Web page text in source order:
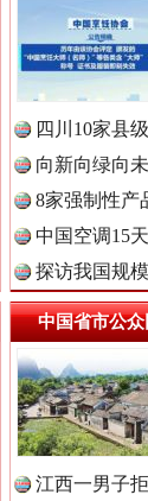
网.
网.
网.
网.
高速路上
四川10家县
向新向绿向
8家强制性产
中国空调15
探访我国规
中国省市公
江西一男子